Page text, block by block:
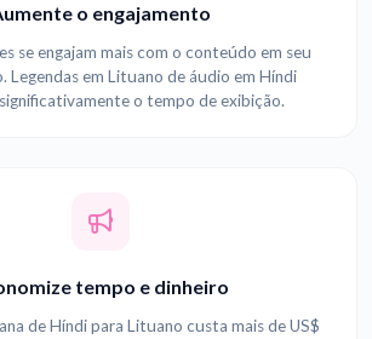
o engajamento
se engajam mais com o conteúdo em seu
Legendas em Lituano de áudio em Híndi
o tempo de exibição.
tempo e dinheiro
de Híndi para Lituano custa mais de US$